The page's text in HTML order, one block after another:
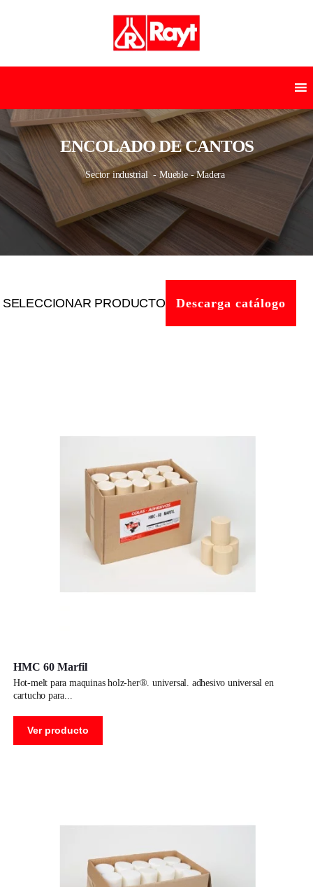
ENCOLADO DE CANTOS
Sector industrial - Mueble - Madera
SELECCIONAR PRODUCTO Descarga catálogo
HMC 60 Marfil
hot-melt para maquinas holz-her®. universal. adhesivo universal en
cartucho para
Ver producto